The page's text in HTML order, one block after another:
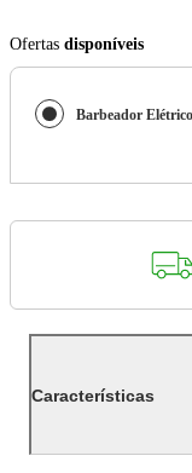
Ofertas disponíveis
Características